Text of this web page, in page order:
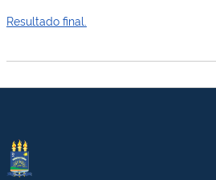
Resultado final.